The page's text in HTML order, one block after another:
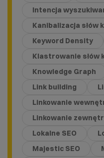
Intencja
Kanibalizacja słów
Keyword Density
Klastrowanie słów
Knowledge Graph
Link building
Linkowanie
Linkowanie
Lokalne SEO
Majestic SEO